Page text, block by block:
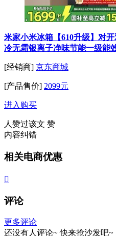
米家小米冰箱【610升级】对
冷无霜银离子净味节能一级能
[经销商] 京东商城
[产品售价] 2099元
进入购买
人赞过该文 赞
内容纠错
相关电商优惠

评论
更多评论
还没有人评论~ 快来抢沙发吧~